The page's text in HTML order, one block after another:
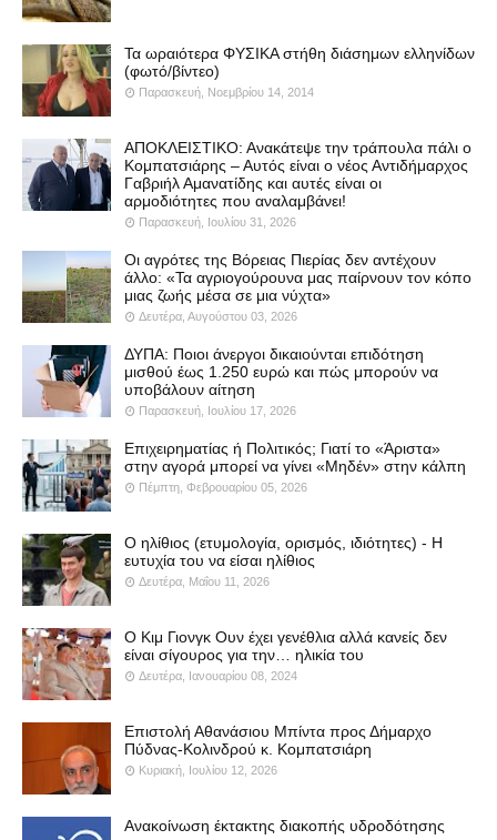
Τα ωραιότερα ΦΥΣΙΚΑ στήθη διάσημων ελληνίδων
(φωτό/βίντεο)
Παρασκευή, Νοεμβρίου 14, 2014
ΑΠΟΚΛΕΙΣΤΙΚΟ: Ανακάτεψε την τράπουλα πάλι ο
Κομπατσιάρης – Αυτός είναι ο νέος Αντιδήμαρχος
Γαβριήλ Αμανατίδης και αυτές είναι οι
αρμοδιότητες που αναλαμβάνει!
Παρασκευή, Ιουλίου 31, 2026
Οι αγρότες της Βόρειας Πιερίας δεν αντέχουν
άλλο: «Τα αγριογούρουνα μας παίρνουν τον κόπο
μιας ζωής μέσα σε μια νύχτα»
Δευτέρα, Αυγούστου 03, 2026
ΔΥΠΑ: Ποιοι άνεργοι δικαιούνται επιδότηση
μισθού έως 1.250 ευρώ και πώς μπορούν να
υποβάλουν αίτηση
Παρασκευή, Ιουλίου 17, 2026
Επιχειρηματίας ή Πολιτικός; Γιατί το «Άριστα»
στην αγορά μπορεί να γίνει «Μηδέν» στην κάλπη
Πέμπτη, Φεβρουαρίου 05, 2026
Ο ηλίθιος (ετυμολογία, ορισμός, ιδιότητες) - Η
ευτυχία του να είσαι ηλίθιος
Δευτέρα, Μαΐου 11, 2026
Ο Κιμ Γιονγκ Ουν έχει γενέθλια αλλά κανείς δεν
είναι σίγουρος για την… ηλικία του
Δευτέρα, Ιανουαρίου 08, 2024
Επιστολή Αθανάσιου Μπίντα προς Δήμαρχο
Πύδνας-Κολινδρού κ. Κομπατσιάρη
Κυριακή, Ιουλίου 12, 2026
Ανακοίνωση έκτακτης διακοπής υδροδότησης